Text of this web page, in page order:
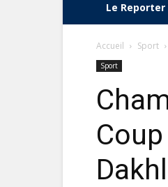
Le Reporter
Accueil Sport
Sport